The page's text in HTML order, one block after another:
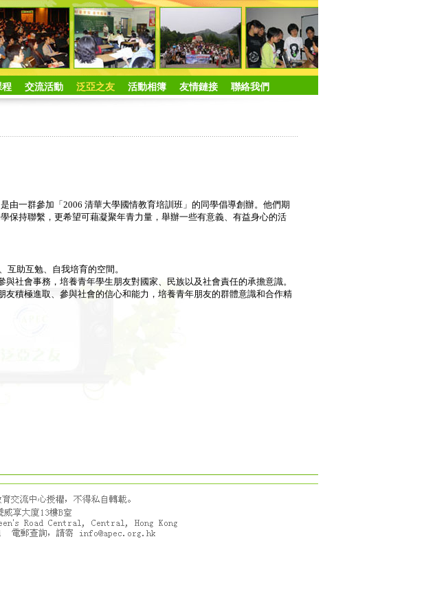
程 交流活動 泛亞之友 活動相簿 友情鏈接 聯絡我們
由一群參加「2006 清華大學國情教育培訓班」的同學倡導創辦。他們期
保持聯繫，更希望可藉凝聚年青力量，舉辦一些有意義、有益身心的活
助互勉、自我培育的空間。
社會事務，培養青年學生朋友對國家、民族以及社會責任的承擔意識。
友積極進取、參與社會的信心和能力，培養青年朋友的群體意識和合作精